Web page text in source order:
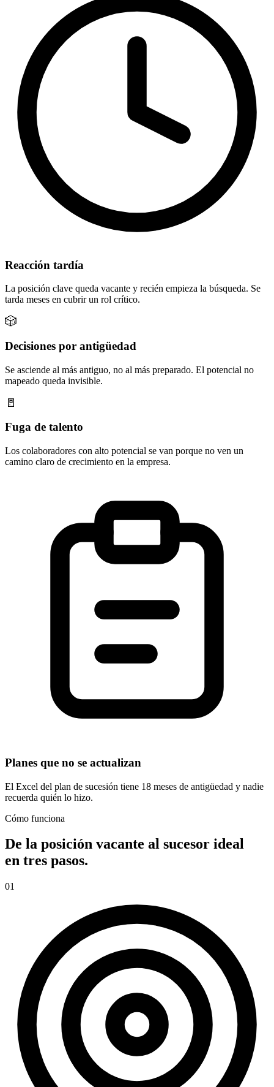
Reacción tardía
La posición clave queda vacante y recién empieza la búsqueda. Se
tarda meses en cubrir un rol crítico.
🎲
Decisiones por antigüedad
Se asciende al más antiguo, no al más preparado. El potencial no
mapeado queda invisible.
🚪
Fuga de talento
Los colaboradores con alto potencial se van porque no ven un
camino claro de crecimiento en la empresa.
Planes que no se actualizan
El Excel del plan de sucesión tiene 18 meses de antigüedad y nadie
recuerda quién lo hizo.
Cómo funciona
De la posición vacante al sucesor ideal
en tres pasos.
01